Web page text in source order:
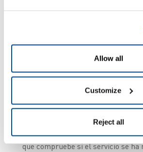
Allow all
Customize
Reject all
trabajadores sobre el terreno, el
terminales móviles Zebra MC75, de
resistencia. Ahora disponen de los
vuelos en tiempo real y pueden
necesario. En el terminal móvil
la lista de tareas, marcar las que ya
finalizado y solicitar al sobrecargo
que compruebe si el servicio se ha